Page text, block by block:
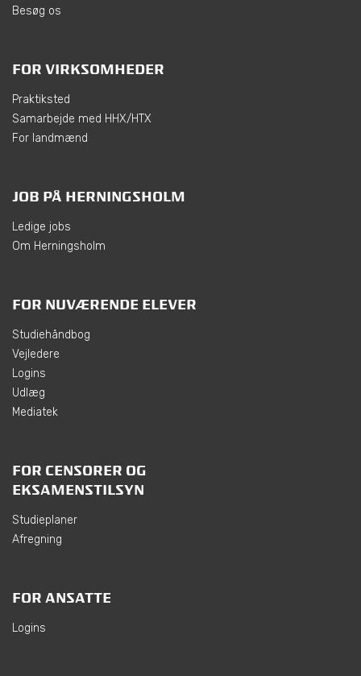
Besøg os
FOR VIRKSOMHEDER
Praktiksted
Samarbejde med HHX/HTX
For landmænd
JOB PÅ HERNINGSHOLM
Ledige jobs
Om Herningsholm
FOR NUVÆRENDE ELEVER
Studiehåndbog
Vejledere
Logins
Udlæg
Mediatek
FOR CENSORER OG
EKSAMENSTILSYN
Studieplaner
Afregning
FOR ANSATTE
Logins